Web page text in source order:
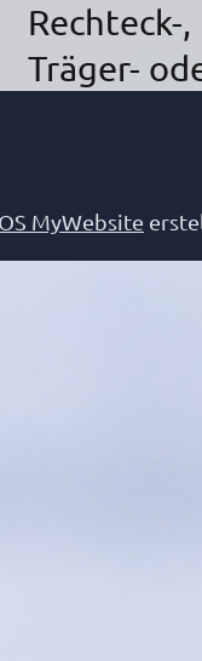
Rechteck-,
Träger-
MyWebsite